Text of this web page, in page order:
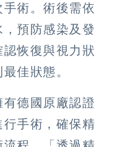
術。術後需依
預防感染及發
恢復與視力狀
佳狀態。
德國原廠認證
手術，確保精